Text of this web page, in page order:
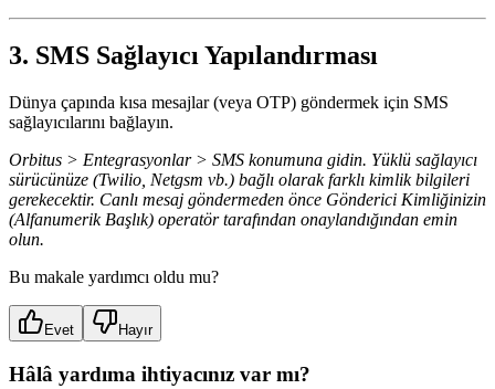
3. SMS Sağlayıcı Yapılandırması
Dünya çapında kısa mesajlar (veya OTP) göndermek için SMS
sağlayıcılarını bağlayın.
Orbitus > Entegrasyonlar > SMS konumuna gidin. Yüklü sağlayıcı
sürücünüze (Twilio, Netgsm vb.) bağlı olarak farklı kimlik bilgileri
gerekecektir. Canlı mesaj göndermeden önce Gönderici Kimliğinizin
(Alfanumerik Başlık) operatör tarafından onaylandığından emin
olun.
Bu makale yardımcı oldu mu?
Evet Hayır
Hâlâ yardıma ihtiyacınız var mı?